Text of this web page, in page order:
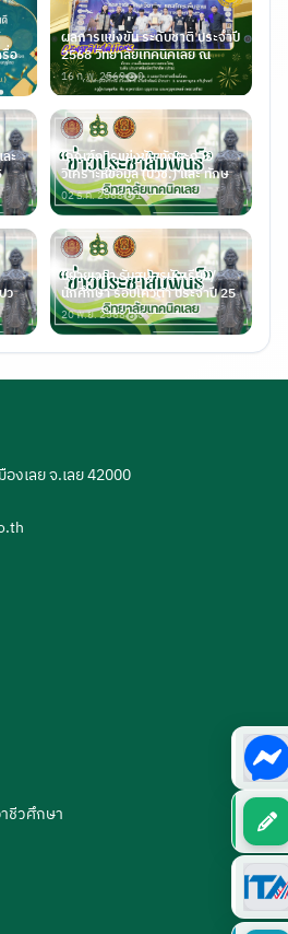
อ
ผลการแข่งขัน ระดับชาติ ประจำปี
2568 วิทยาลัยเทคนิคเลย ณ
16 ก.พ. 2569 0
ะ
เกณฑ์การแข่งขัน ทักษะการ
วิเคราะห์ข้อมูล (ปวช.) และ ทักษ
02 ธ.ค. 2568 1
ว
ขยายเวลา รับสมัครนักเรียน/
นักศึกษา รอบโควต้า ประจำปี 25
20 พ.ย. 2568 0
งเลย จ.เลย 42000
ชีวศึกษา